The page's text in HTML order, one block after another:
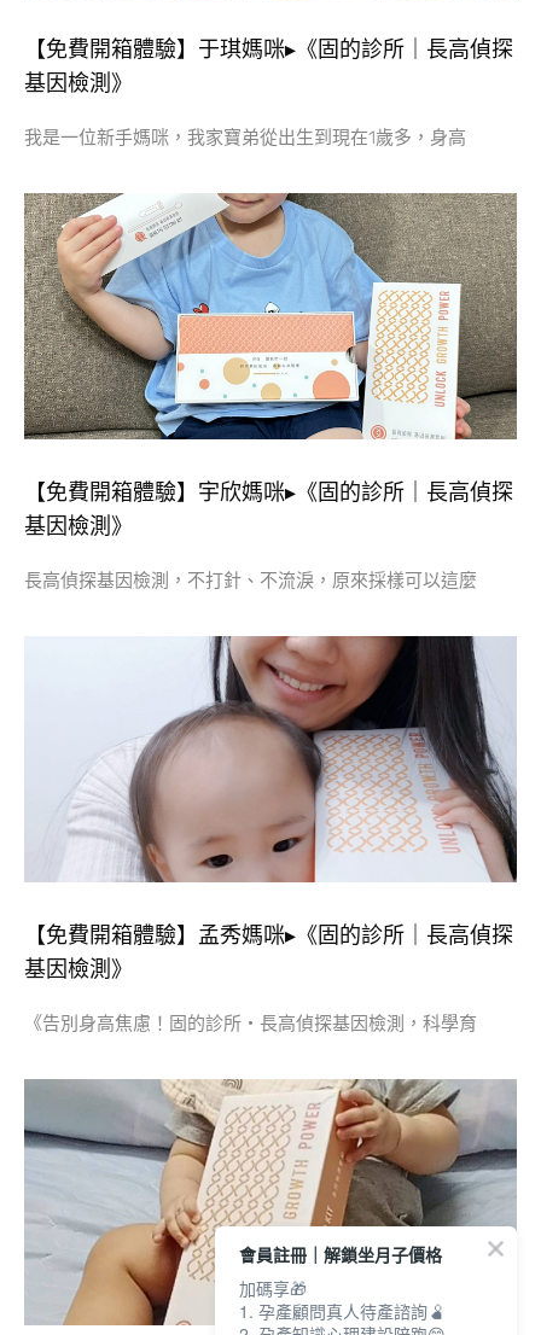
【免費開箱體驗】于琪媽咪▸《固的診所｜長高偵探
基因檢測》
我是一位新手媽咪，我家寶弟從出生到現在1歲多，身高
【免費開箱體驗】宇欣媽咪▸《固的診所｜長高偵探
基因檢測》
長高偵探基因檢測，不打針、不流淚，原來採樣可以這麼
【免費開箱體驗】孟秀媽咪▸《固的診所｜長高偵探
基因檢測》
《告別身高焦慮！固的診所・長高偵探基因檢測，科學育
會員註冊｜解鎖坐月子價格
加碼享🎁
1. 孕產顧問真人待產諮詢🫄